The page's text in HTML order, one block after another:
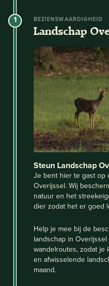
1 BEZIENSWAARDIGHEID
Landschap
Steun Landschap
Je bent hier te gast op
Overijssel. Wij
natuur en het
dier zodat het er goed
Help je mee bij de
landschap in
wandelroutes, zodat je
en afwisselende
maand.